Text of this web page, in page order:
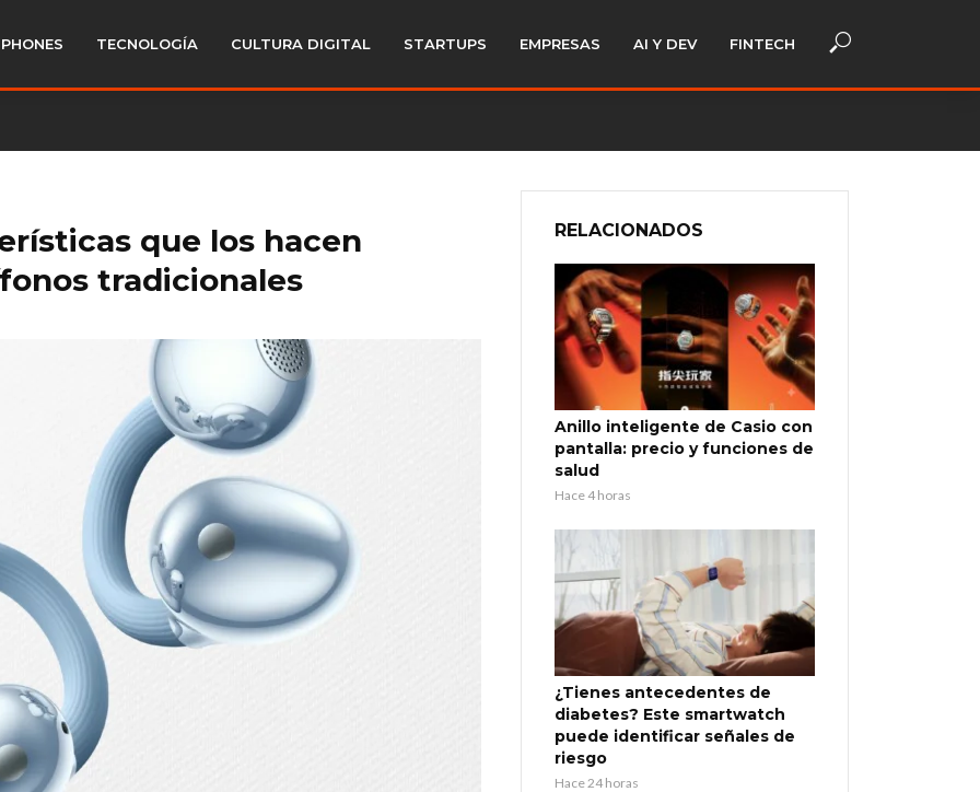
TECNOLOGÍA CULTURA DIGITAL STARTUPS EMPRESAS AI Y DEV FINTECH
que los hacen
tradicionales
RELACIONADOS
Anillo inteligente de Casio con
pantalla: precio y funciones de
salud
Hace 4 horas
¿Tienes antecedentes de
diabetes? Este smartwatch
puede identificar señales de
riesgo
Hace 24 horas